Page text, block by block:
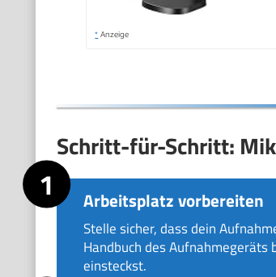
* Anzeige
Schritt-für-Schritt:
Arbeitsplatz vorbereiten
Stelle sicher, dass dein
Handbuch des Aufnahmegeräts
einsteckst.